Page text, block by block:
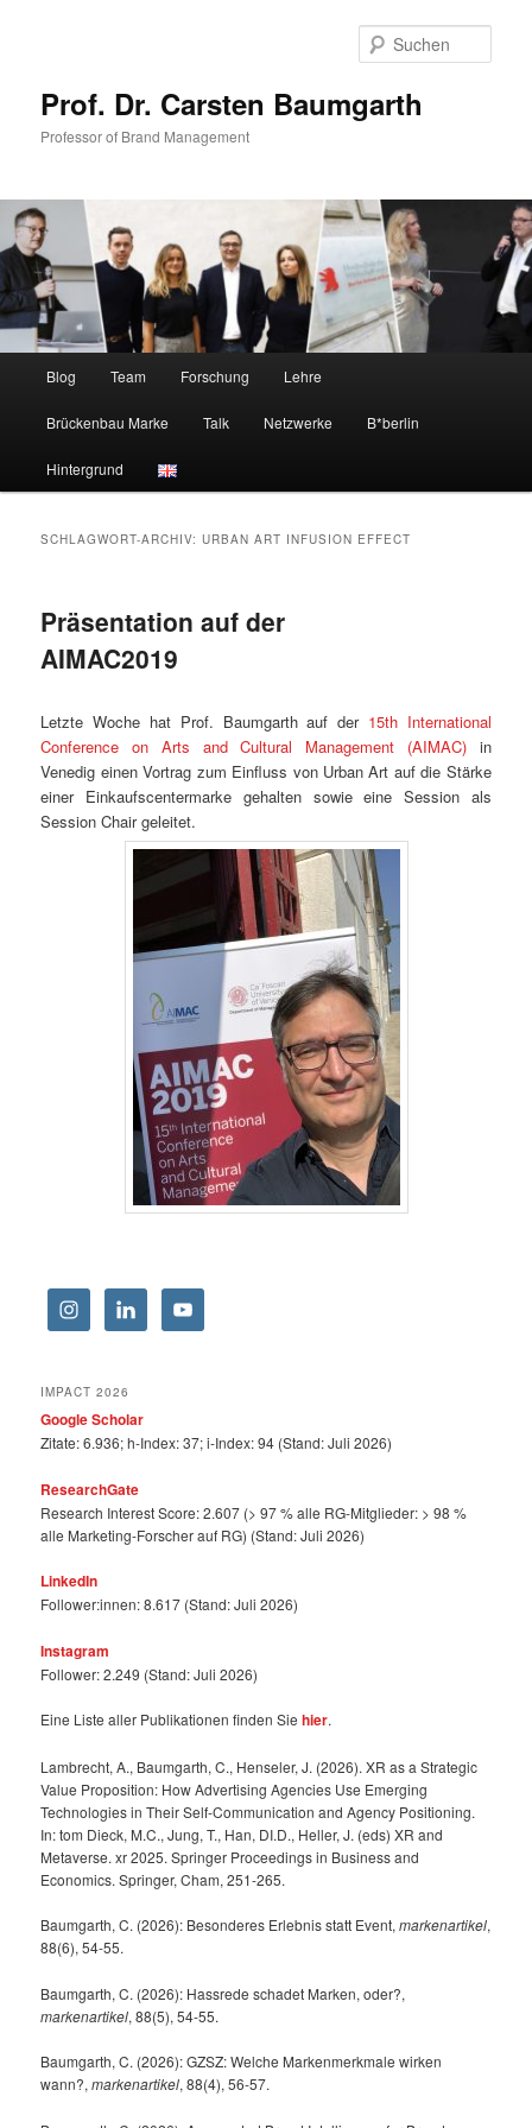
Prof. Dr. Carsten Baumgarth
Professor of Brand Management
Blog Team Forschung Lehre
Brückenbau Marke Talk Netzwerke B*berlin
Hintergrund
SCHLAGWORT-ARCHIV:URBAN ART INFUSION EFFECT
Präsentation auf der
AIMAC2019
Letzte Woche hat Prof. Baumgarth auf der 15th International
Conference on Arts and Cultural Management (AIMAC) in
Venedig einen Vortrag zum Einfluss von Urban Art auf die Stärke
einer Einkaufscentermarke gehalten sowie eine Session als
Session Chair geleitet.
IMPACT 2026
Google Scholar
Zitate: 6.936; h-Index: 37; i-Index: 94 (Stand: Juli 2026)
ResearchGate
Research Interest Score: 2.607 (> 97 % alle RG-Mitglieder: > 98 %
alle Marketing-Forscher auf RG) (Stand: Juli 2026)
LinkedIn
Follower:innen: 8.617 (Stand: Juli 2026)
Instagram
Follower: 2.249 (Stand: Juli 2026)
Eine Liste aller Publikationen finden Siehier.
Lambrecht, A., Baumgarth, C., Henseler, J. (2026). XR as a Strategic
Value Proposition: How Advertising Agencies Use Emerging
Technologies in Their Self-Communication and Agency Positioning.
In: tom Dieck, M.C., Jung, T., Han, DI.D., Heller, J. (eds) XR and
Metaverse. xr 2025. Springer Proceedings in Business and
Economics. Springer, Cham, 251-265.
Baumgarth, C. (2026): Besonderes Erlebnis statt Event,markenartikel,
88(6), 54-55.
Baumgarth, C. (2026): Hassrede schadet Marken, oder?,
markenartikel, 88(5), 54-55.
Baumgarth, C. (2026): GZSZ: Welche Markenmerkmale wirken
wann?,markenartikel, 88(4), 56-57.